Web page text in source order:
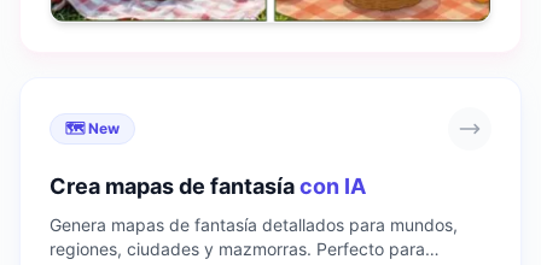
🗺️ New
Crea mapas de fantasíacon IA
Genera mapas de fantasía detallados para mundos,
regiones, ciudades y mazmorras. Perfecto para